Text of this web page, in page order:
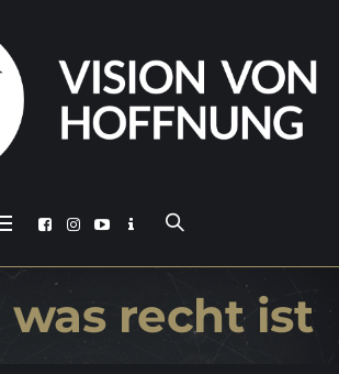
was recht ist